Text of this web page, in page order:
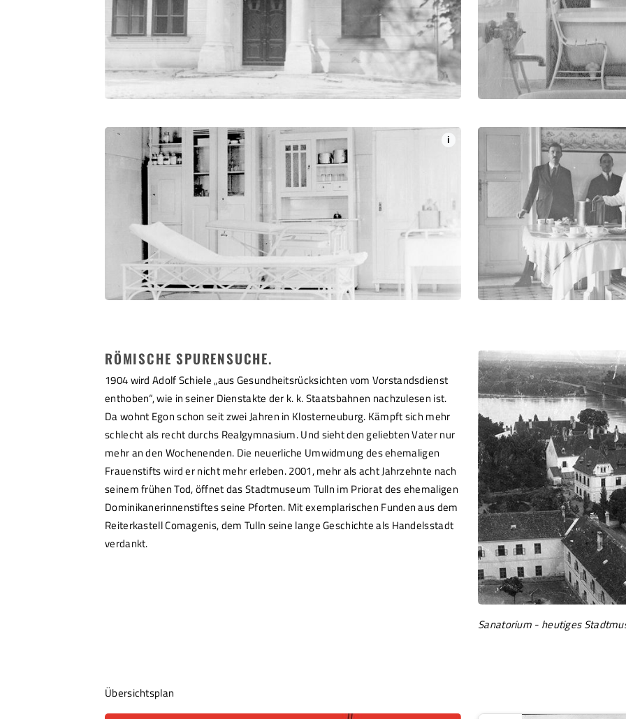
i
RÖMISCHE SPURENSUCHE.
1904 wird Adolf Schiele „aus Gesundheitsrücksichten vom Vorstandsdienst
enthoben“, wie in seiner Dienstakte der k. k. Staatsbahnen nachzulesen ist.
Da wohnt Egon schon seit zwei Jahren in Klosterneuburg. Kämpft sich mehr
schlecht als recht durchs Realgymnasium. Und sieht den geliebten Vater nur
mehr an den Wochenenden. Die neuerliche Umwidmung des ehemaligen
Frauenstifts wird er nicht mehr erleben. 2001, mehr als acht Jahrzehnte nach
seinem frühen Tod, öffnet das Stadtmuseum Tulln im Priorat des ehemaligen
Dominikanerinnenstiftes seine Pforten. Mit exemplarischen Funden aus dem
Reiterkastell Comagenis, dem Tulln seine lange Geschichte als Handelsstadt
verdankt.
Sanatorium - heutiges
Übersichtsplan